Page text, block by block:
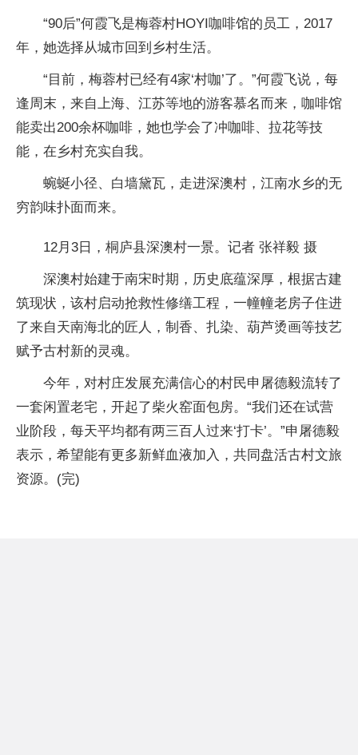
“90后”何霞飞是梅蓉村HOYI咖啡馆的员工，2017
年，她选择从城市回到乡村生活。
“目前，梅蓉村已经有4家‘村咖’了。”何霞飞说，每
逢周末，来自上海、江苏等地的游客慕名而来，咖啡馆
能卖出200余杯咖啡，她也学会了冲咖啡、拉花等技
能，在乡村充实自我。
蜿蜒小径、白墙黛瓦，走进深澳村，江南水乡的无
穷韵味扑面而来。
12月3日，桐庐县深澳村一景。记者 张祥毅 摄
深澳村始建于南宋时期，历史底蕴深厚，根据古建
筑现状，该村启动抢救性修缮工程，一幢幢老房子住进
了来自天南海北的匠人，制香、扎染、葫芦烫画等技艺
赋予古村新的灵魂。
今年，对村庄发展充满信心的村民申屠德毅流转了
一套闲置老宅，开起了柴火窑面包房。“我们还在试营
业阶段，每天平均都有两三百人过来‘打卡’。”申屠德毅
表示，希望能有更多新鲜血液加入，共同盘活古村文旅
资源。(完)